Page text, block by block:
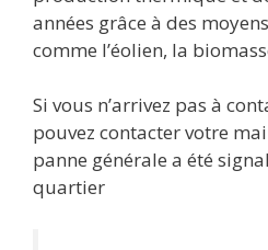
années grâce à des
comme l’éolien, la
Si vous n’arrivez pas à
pouvez contacter votre
panne générale a été
quartier